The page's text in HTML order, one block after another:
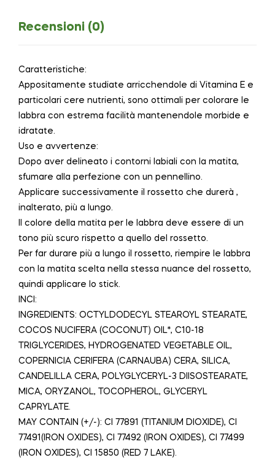
Recensioni (0)
Caratteristiche:
Appositamente studiate arricchendole di Vitamina E e
particolari cere nutrienti, sono ottimali per colorare le
labbra con estrema facilità mantenendole morbide e
idratate.
Uso e avvertenze:
Dopo aver delineato i contorni labiali con la matita,
sfumare alla perfezione con un pennellino.
Applicare successivamente il rossetto che durerà ,
inalterato, più a lungo.
Il colore della matita per le labbra deve essere di un
tono più scuro rispetto a quello del rossetto.
Per far durare più a lungo il rossetto, riempire le labbra
con la matita scelta nella stessa nuance del rossetto,
quindi applicare lo stick.
INCI:
INGREDIENTS: OCTYLDODECYL STEAROYL STEARATE,
COCOS NUCIFERA (COCONUT) OIL*, C10-18
TRIGLYCERIDES, HYDROGENATED VEGETABLE OIL,
COPERNICIA CERIFERA (CARNAUBA) CERA, SILICA,
CANDELILLA CERA, POLYGLYCERYL-3 DIISOSTEARATE,
MICA, ORYZANOL, TOCOPHEROL, GLYCERYL
CAPRYLATE.
MAY CONTAIN (+/-): CI 77891 (TITANIUM DIOXIDE), CI
77491(IRON OXIDES), CI 77492 (IRON OXIDES), CI 77499
(IRON OXIDES), CI 15850 (RED 7 LAKE).